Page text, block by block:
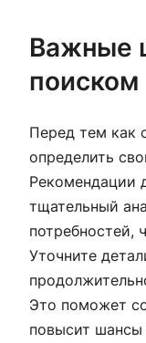
Важные
поиском
Перед тем как
определить
Рекомендации
тщательный
потребностей,
Уточните
Это поможет
повысит шансы